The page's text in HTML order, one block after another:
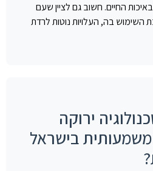
החיים. חשוב גם לציין שעם
השימוש בה, העלויות נוטות לרדת
ירוקה
בישראל